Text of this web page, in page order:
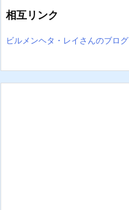
相互リンク
ビルメンヘタ・レイさんのブログ